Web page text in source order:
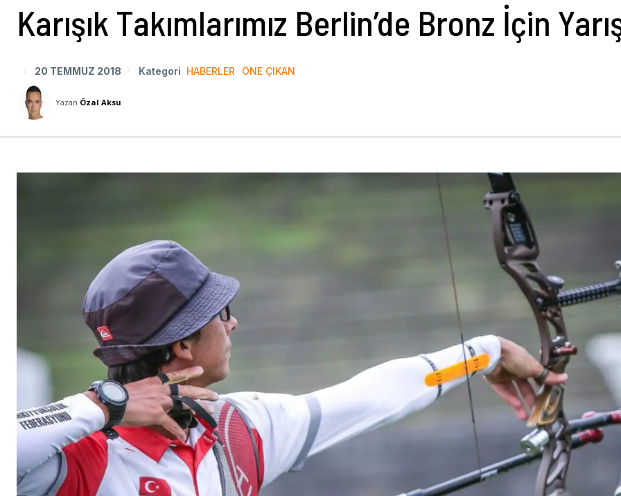
Karışık Takımlarımız Berlin’de Bronz İçin
20 TEMMUZ 2018 Kategori HABERLER ÖNE ÇIKAN
Yazan Özal Aksu